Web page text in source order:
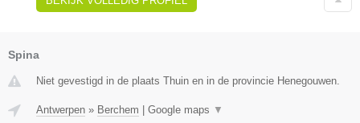
Spina
Niet gevestigd in de plaats Thuin en in de provincie Henegouwen.
Antwerpen » Berchem Google maps ▼